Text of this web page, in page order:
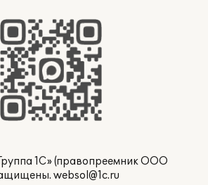
1С» (правопреемник ООО
websol@1c.ru